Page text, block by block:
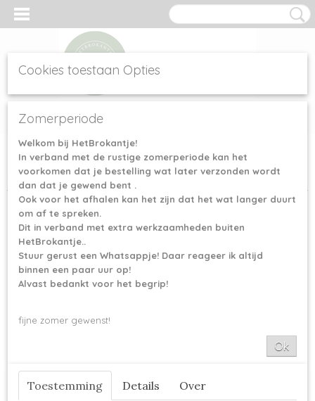
Home> Scheepjes garen>Scheepjes Scrumptious>
Scrumptious - 331 Turkish Delight
Cookies toestaan Opties
Zomerperiode
Welkom bij HetBrokantje!
In verband met de rustige zomerperiode kan het
voorkomen dat je bestelling wat later verzonden wordt
dan dat je gewend bent .
Ook voor het afhalen kan het zijn dat het wat langer duurt
om af te spreken.
Dit in verband met extra werkzaamheden buiten
HetBrokantje..
Stuur gerust een Whatsappje! Daar reageer ik altijd
binnen een paar uur op!
Alvast bedankt voor het begrip!
fijne zomer gewenst!
Ok
Toestemming Details Over